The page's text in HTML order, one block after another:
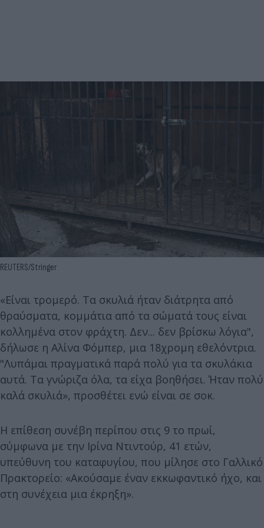
REUTERS/Stringer
«Είναι τρομερό. Τα σκυλιά ήταν διάτρητα από
θραύσματα, κομμάτια από τα σώματά τους είναι
κολλημένα στον φράχτη. Δεν... δεν βρίσκω λόγια",
δήλωσε η Αλίνα Φόμπερ, μια 18χρομη εθελόντρια.
"Λυπάμαι πραγματικά παρά πολύ για τα σκυλάκια
αυτά. Τα γνώριζα όλα, τα είχα βοηθήσει. Ήταν πολύ
καλά σκυλιά», προσθέτει ενώ είναι σε σοκ.
Η επίθεση συνέβη περίπου στις 9 το πρωί,
σύμφωνα με την Ιρίνα Ντιντούρ, 41 ετών,
υπεύθυνη του καταφυγίου, που μίλησε στο Γαλλικό
Πρακτορείο: «Ακούσαμε έναν εκκωφαντικό ήχο, και
στη συνέχεια μια έκρηξη».